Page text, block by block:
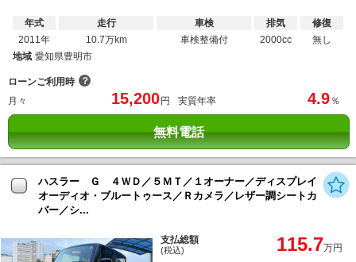
年式
2011年
走行
10.7万km
車検
車検整備付
排気
2000cc
修復
無し
地域 愛知県豊明市
ローンご利用時 ？
月々
15,200 円 実質年率 4.9 ％
無料電話
ハスラー Ｇ ４ＷＤ／５ＭＴ／１オーナー／ディスプレイ
オーディオ・ブルートゥース／Ｒカメラ／レザー調シートカ
バー／シ...
支払総額
(税込) 115.7万円